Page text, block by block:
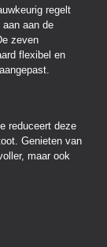
regelt
aan de
zeven
flexibel en
reduceert deze
Genieten van
maar ook